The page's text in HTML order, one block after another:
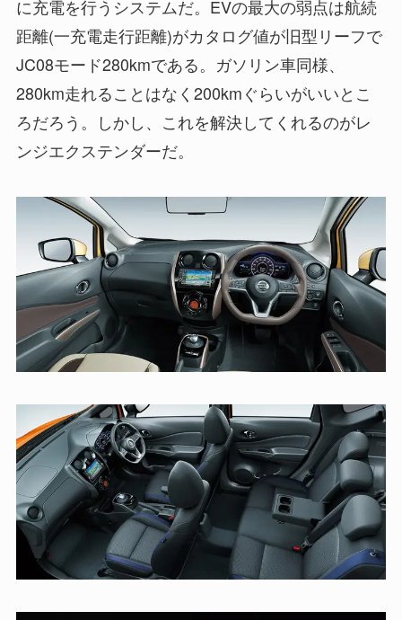
に充電を行うシステムだ。EVの最大の弱点は航続
距離(一充電走行距離)がカタログ値が旧型リーフで
JC08モード280kmである。ガソリン車同様、
280km走れることはなく200kmぐらいがいいとこ
ろだろう。しかし、これを解決してくれるのがレ
ンジエクステンダーだ。